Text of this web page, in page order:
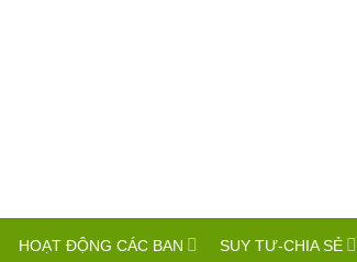
HOẠT ĐỘNG CÁC BAN SUY TƯ-CHIA SẺ